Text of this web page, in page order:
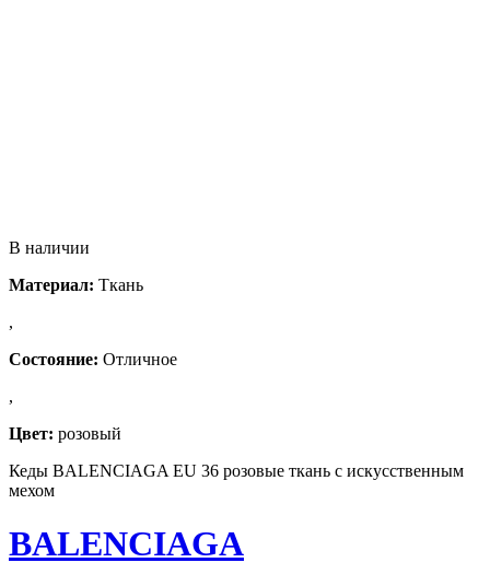
В наличии
Материал: Ткань
,
Состояние: Отличное
,
Цвет: розовый
Кеды BALENCIAGA EU 36 розовые ткань с искусcтвенным
мехом
BALENCIAGA